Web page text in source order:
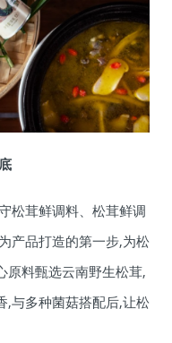
松茸鲜调料、松茸鲜调
产品打造的第一步,为松
原料甄选云南野生松茸,
,与多种菌菇搭配后,让松